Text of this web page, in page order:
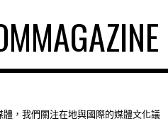
，我們關注在地與國際的媒體文化議